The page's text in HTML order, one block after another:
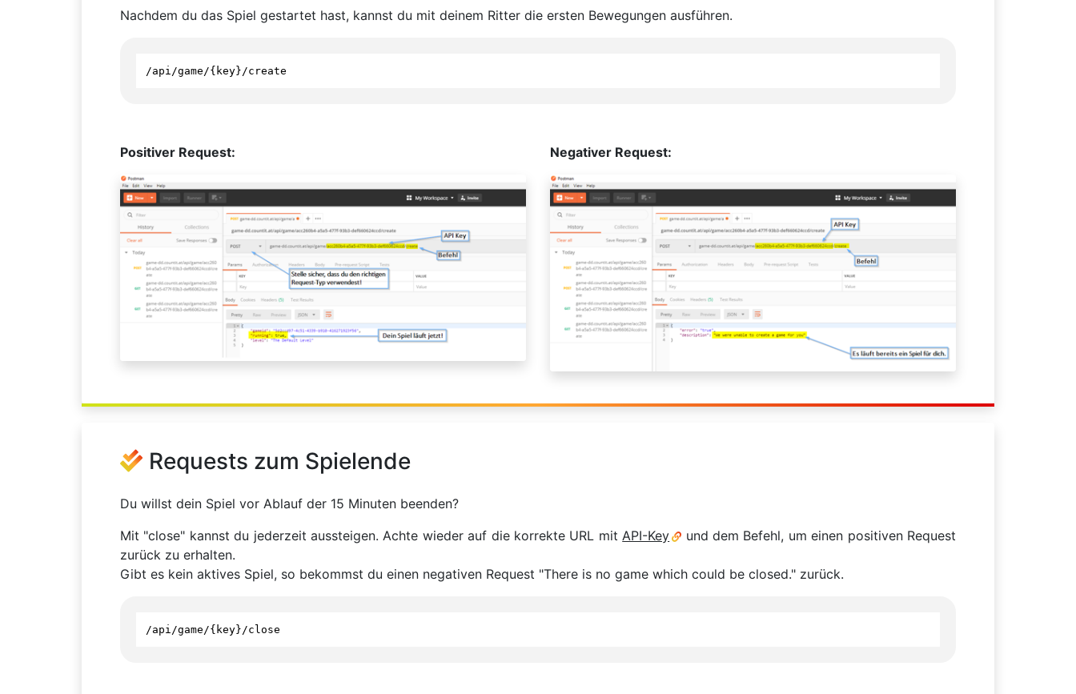
Nachdem du das Spiel gestartet hast, kannst du mit deinem Ritter die ersten Bewegungen ausführen.
/api/game/{ key}/create
Positiver Request: Negativer Request:
Requests zum Spielende
Du willst dein Spiel vor Ablauf der 15 Minuten beenden?
Mit "close" kannst du jederzeit aussteigen. Achte wieder auf die korrekte URL mit API-Key
und dem Befehl, um einen positiven Request
zurück zu erhalten.
Gibt es kein aktives Spiel, so bekommst du einen negativen Request "There is no game which could be closed." zurück.
/api /game /{ key } /close